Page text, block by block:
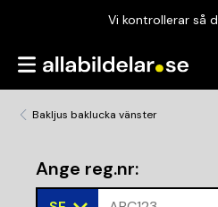
Vi kontrollerar så
Garanterad
Bakljus baklucka vänster
Ange reg.nr: